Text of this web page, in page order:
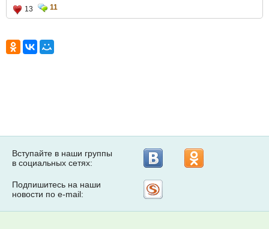
13
11
Вступайте в наши группы
в социальных сетях:
Подпишитесь на наши
новости по e-mail: